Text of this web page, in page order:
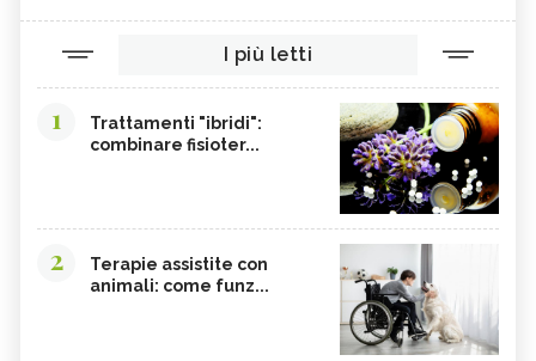
I più letti
1
Trattamenti "ibridi":
combinare fisioter...
2
Terapie assistite con
animali: come funz...